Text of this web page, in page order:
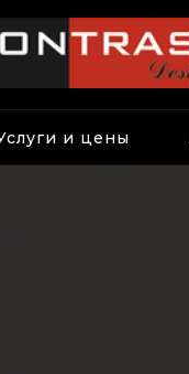
и цены